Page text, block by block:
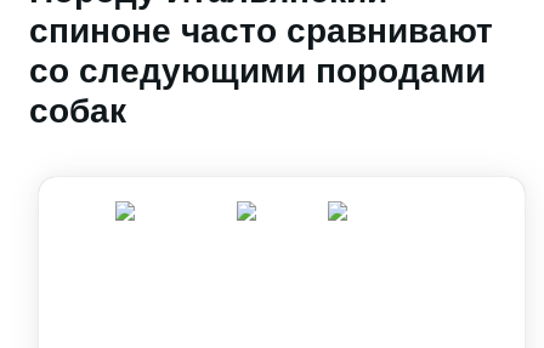
спиноне часто сравнивают
со следующими породами
собак